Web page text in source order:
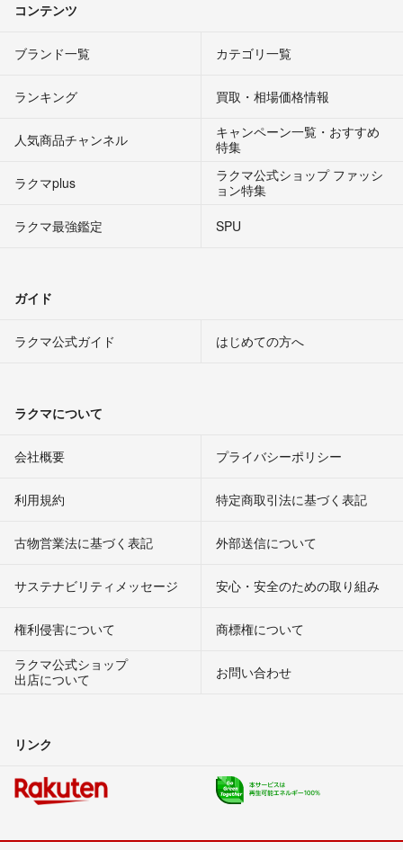
コンテンツ
ブランド一覧 カテゴリ一覧
ランキング 買取・相場価格情報
人気商品チャンネル
キャンペーン一覧・おすすめ
特集
ラクマplus
ラクマ公式ショップ ファッシ
ョン特集
ラクマ最強鑑定
SPU
ガイド
ラクマ公式ガイド はじめての方へ
ラクマについて
会社概要 プライバシーポリシー
利用規約 特定商取引法に基づく表記
古物営業法に基づく表記 外部送信について
サステナビリティメッセージ 安心・安全のための取り組み
権利侵害について
商標権について
ラクマ公式ショップ
出店について
お問い合わせ
リンク